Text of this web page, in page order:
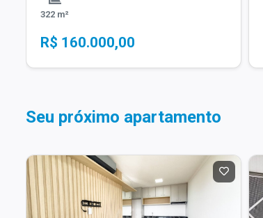
322 m²
R$ 160.000,00
Seu próximo apartamento